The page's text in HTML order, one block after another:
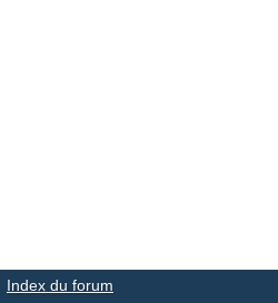
Index du forum